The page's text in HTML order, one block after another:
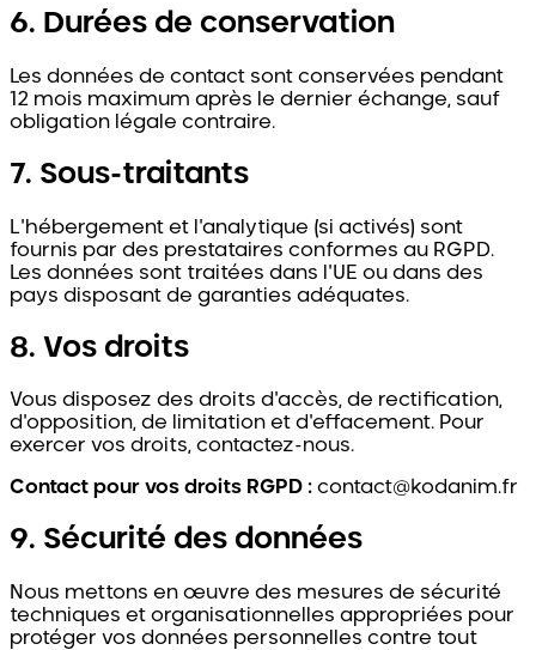
6. Durées de conservation
Les données de contact sont conservées pendant
12 mois maximum après le dernier échange, sauf
obligation légale contraire.
7. Sous-traitants
L'hébergement et l'analytique (si activés) sont
fournis par des prestataires conformes au RGPD.
Les données sont traitées dans l'UE ou dans des
pays disposant de garanties adéquates.
8. Vos droits
Vous disposez des droits d'accès, de rectification,
d'opposition, de limitation et d'effacement. Pour
exercer vos droits, contactez-nous.
Contact pour vos droits RGPD : contact@kodanim.fr
9. Sécurité des données
Nous mettons en œuvre des mesures de sécurité
techniques et organisationnelles appropriées pour
protéger vos données personnelles contre tout